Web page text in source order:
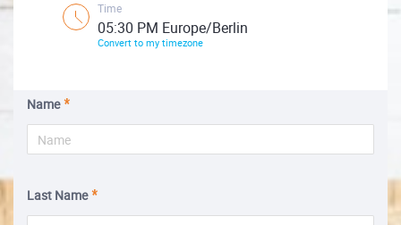
Time
05:30 PM Europe/Berlin
Convert to my timezone
Name
Last Name